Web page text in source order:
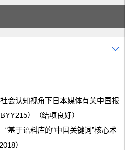
社会认知视角下日本媒体有关中国报
）（结项良好）
“基于语料库的“中国关键词”核心术
）